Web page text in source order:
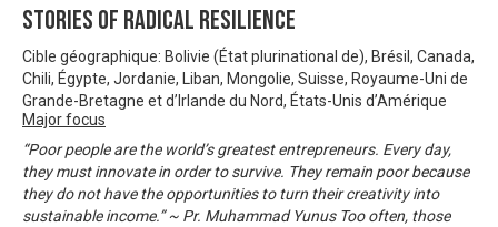
Stories of Radical Resilience
Cible géographique: Bolivie (État plurinational de), Brésil, Canada,
Chili, Égypte, Jordanie, Liban, Mongolie, Suisse, Royaume-Uni de
Grande-Bretagne et d’Irlande du Nord, États-Unis d’Amérique
Major focus
“Poor people are the world’s greatest entrepreneurs. Every day,
they must innovate in order to survive. They remain poor because
they do not have the opportunities to turn their creativity into
sustainable income.” ~ Pr. Muhammad Yunus Too often, those